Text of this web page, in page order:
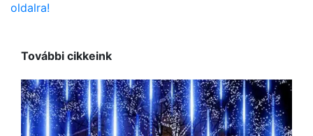
oldalra!
További cikkeink